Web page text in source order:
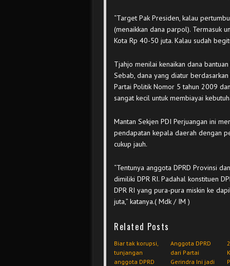
“Target Pak Presiden, kalau
(menaikkan dana parpol). Termasuk
Kota Rp 40-50 juta. Kalau sudah
Tjahjo menilai kenaikan dana
Sebab, dana yang diatur
Partai Politik Nomor 5 tahun 2009
sangat kecil untuk membiayai
Mantan Sekjen PDI Perjuangan ini
pendapatan kepala daerah dengan
cukup jauh.
“Tentunya anggota DPRD Provinsi
dimiliki DPR RI. Padahal konstituen
DPR RI yang pura-pura miskin ke
juta,” katanya.( Mdk / IM )
Related Posts
Biar tak korupsi,
tunjangan
anggota DPRD
Anggota DPRD
dari Partai
Gerindra Ini jadi